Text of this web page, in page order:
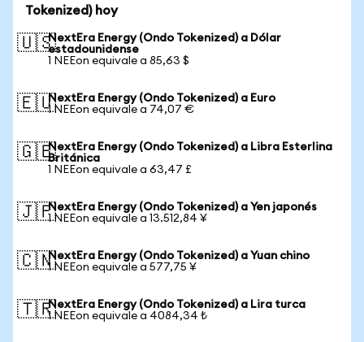
Tokenized) hoy
🇺🇸NextEra Energy (Ondo Tokenized) a Dólar
estadounidense
1 NEEon equivale a 85,63 $
🇪🇺NextEra Energy (Ondo Tokenized) a Euro
1 NEEon equivale a 74,07 €
🇬🇧NextEra Energy (Ondo Tokenized) a Libra Esterlina
Británica
1 NEEon equivale a 63,47 £
🇯🇵NextEra Energy (Ondo Tokenized) a Yen japonés
1 NEEon equivale a 13.512,84 ¥
🇨🇳NextEra Energy (Ondo Tokenized) a Yuan chino
1 NEEon equivale a 577,75 ¥
🇹🇷NextEra Energy (Ondo Tokenized) a Lira turca
1 NEEon equivale a 4084,34 ₺